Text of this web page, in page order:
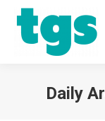
Daily